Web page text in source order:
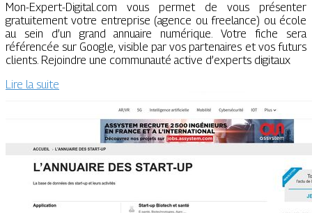
Mon-Expert-Digital.com vous permet de vous présenter
gratuitement votre entreprise (agence ou freelance) ou école
au sein d’un grand annuaire numérique. Votre fiche sera
référencée sur Google, visible par vos partenaires et vos futurs
clients. Rejoindre une communauté active d’experts digitaux
Lire la suite